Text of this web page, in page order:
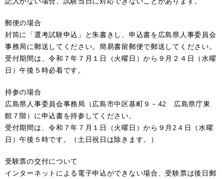
郵便の場合
封筒に「選考試験申込」と朱書きし、申込書を広島県人事委員会
事務局に郵送してください。簡易書留郵便で郵送してください。
受付期間は、令和７年７月１日（火曜日）から９月２４日（水曜
日）午後５時必着です。
持参の場合
広島県人事委員会事務局（広島市中区基町９－42 広島県庁東
館７階）に申込書を持参してください。
受付期間は、令和７年７月１日（火曜日）から９月2４日（水曜
日）午後５時です。（土日祝日は除きます。）
受験票の交付について
インターネットによる電子申込ができない場合、受験票は後日郵